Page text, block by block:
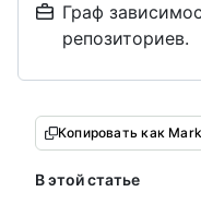
Граф
репозиториев.
Копировать как
В этой статье